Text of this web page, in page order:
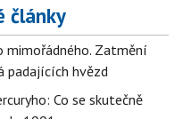
články
mimořádného. Zatmění
padajících hvězd
Co se skutečně